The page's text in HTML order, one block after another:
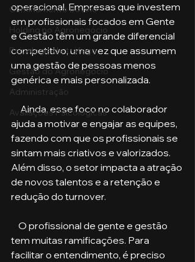
Confinamento Bovino
Holding no Agronegócio
Psicologia de tráfego
Gestão do Agronegócio
Administração
Avaliações Psicológicas
operacional. Empresas que investem
em profissionais focados em Gente
e Gestão têm um grande diferencial
competitivo, uma vez que assumem
uma gestão de pessoas menos
genérica e mais personalizada.
     Ainda, esse foco no colaborador
ajuda a motivar e engajar as equipes,
fazendo com que os profissionais se
sintam mais criativos e valorizados.
Além disso, o setor impacta a atração
de novos talentos e a retenção e
redução do turnover.
tem muitas ramificações. Para
facilitar o entendimento, é preciso